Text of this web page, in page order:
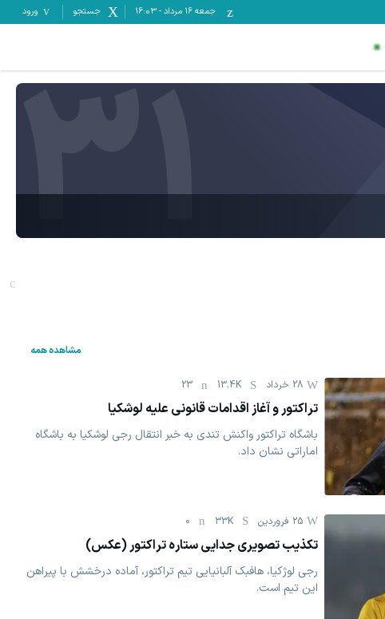
جمعه ۱۶ مرداد -
16:03 جستجو ورود
31
مشاهده همه
28 خرداد 13.4K
23
تراکتور و آغاز اقدامات قانونی علیه لوشکیا
باشگاه تراکتور واکنش تندی به خبر انتقال رجی لوشکیا به باشگاه
اماراتی نشان داد.
25 فروردين 33K
0
تکذیب تصویری جدایی ستاره تراکتور (عکس)
رجی لوژکیا، هافبک آلبانیایی تیم تراکتور، آماده درخشش با پیراهن
این تیم است.